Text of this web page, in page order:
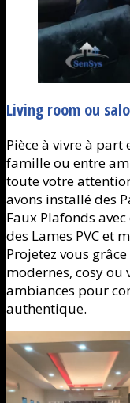
Living room ou
Pièce à vivre à
famille ou entre
toute votre
avons installé des
Faux Plafonds
des Lames PVC et
Projetez vous
modernes, cosy ou
ambiances pour
authentique.